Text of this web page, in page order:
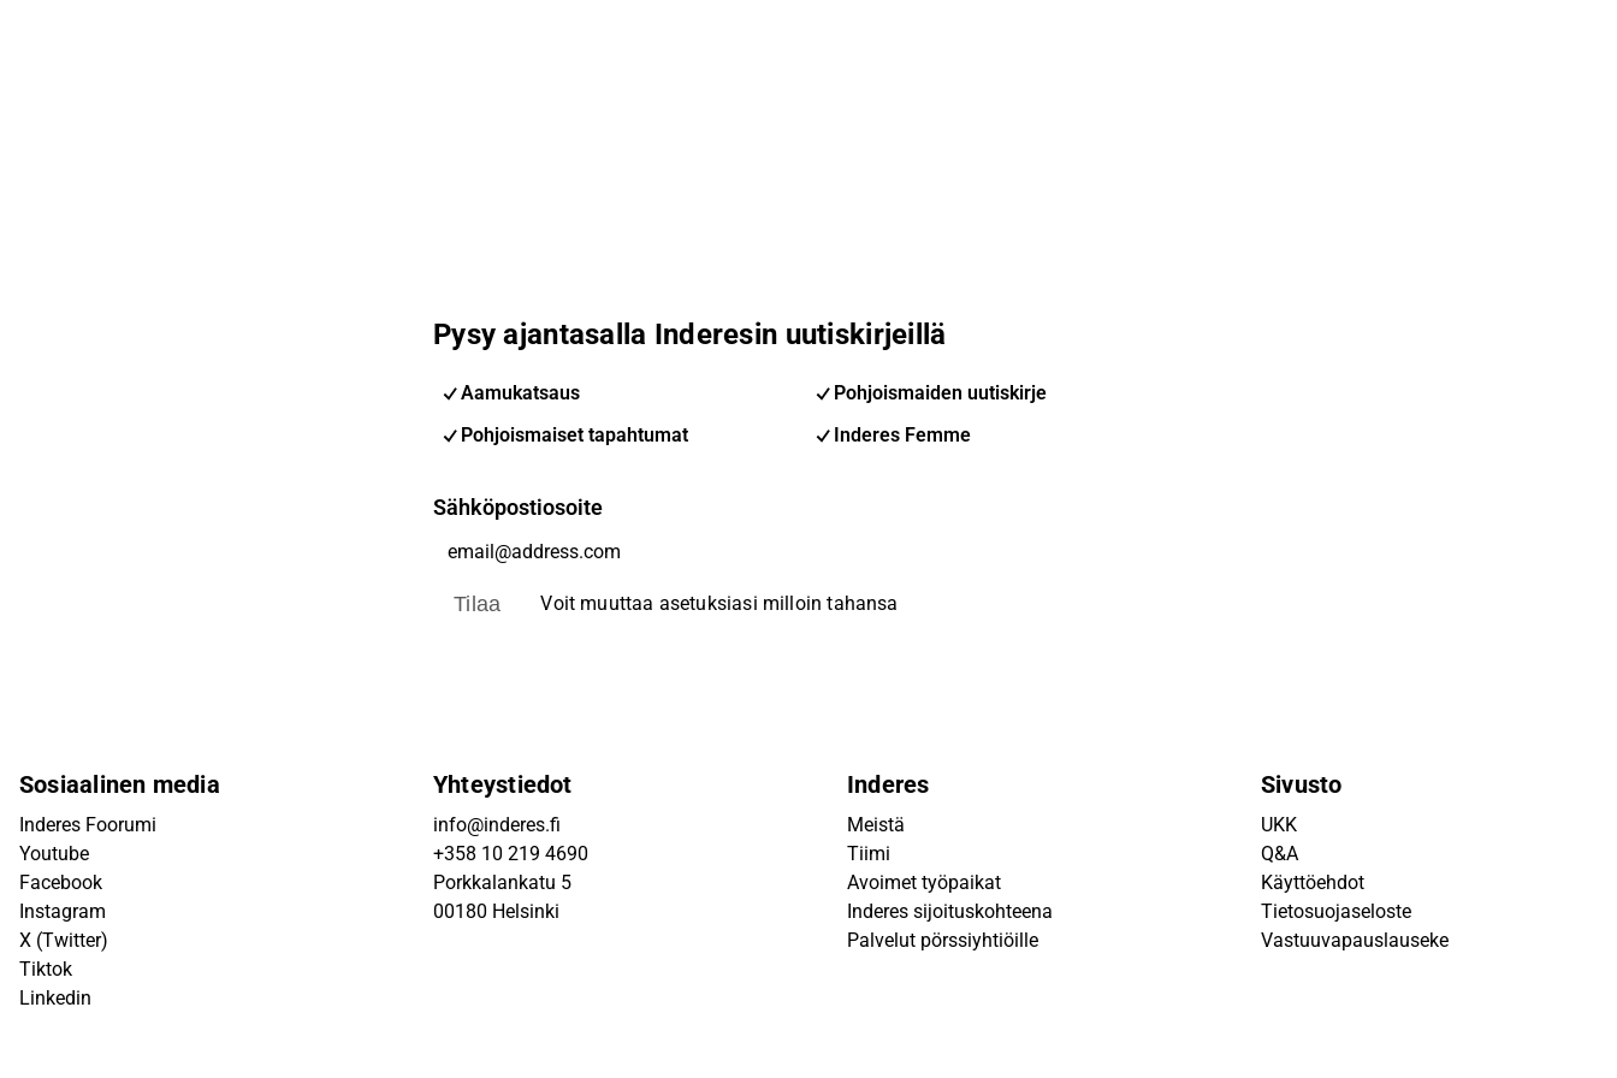
Pysy ajantasalla Inderesin uutiskirjeillä
Aamukatsaus
Pohjoismaiden uutiskirje
Pohjoismaiset tapahtumat
Inderes Femme
Sähköpostiosoite
Tilaa Voit muuttaa asetuksiasi milloin tahansa
Sosiaalinen media
Inderes Foorumi
Youtube
Facebook
Instagram
X (Twitter)
Tiktok
Linkedin
Yhteystiedot
info@inderes.fi
+358 10 219 4690
Porkkalankatu 5
00180 Helsinki
Inderes
Meistä
Tiimi
Avoimet työpaikat
Inderes sijoituskohteena
Palvelut pörssiyhtiöille
Sivusto
UKK
Q&A
Käyttöehdot
Tietosuojaseloste
Vastuuvapauslauseke